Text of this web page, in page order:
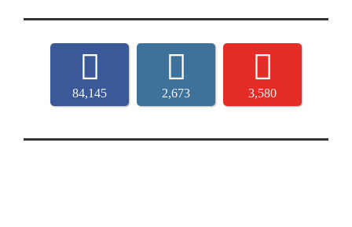
84,145 2,673 3,580